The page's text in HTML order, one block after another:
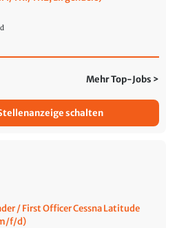
Mehr Top-Jobs >
schalten
/ First Officer Cessna Latitude
f/d)